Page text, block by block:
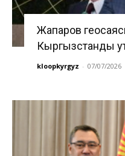
Жапаров
Кыргызстанды
kloopkyrgyz - 07/07/2026